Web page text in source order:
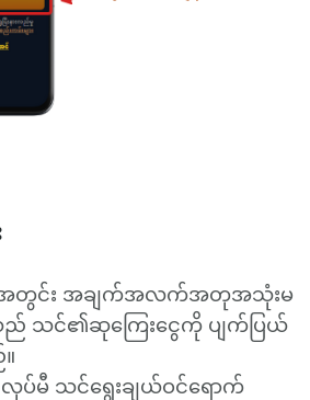
ဉ်အတွင်း အချက်အလက်အတုအသုံးမ
သည် သင်၏ဆုကြေးငွေကို ပျက်ပြယ်
လုပ်မီ သင်ရွေးချယ်ဝင်ရောက်